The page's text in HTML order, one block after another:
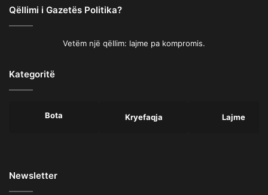
Qëllimi i Gazetës Politika?
Vetëm një qëllim: lajme pa kompromis.
Kategoritë
Bota Kryefaqja Lajme
Newsletter